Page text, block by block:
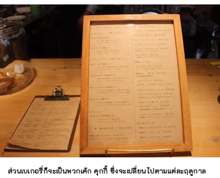
ส่วนเบเกอรี่ก็จะเป็นพวกเค้ก คุกกี้ ซึ่งจะเปลี่ยนไปตามแต่ละฤดูกาล